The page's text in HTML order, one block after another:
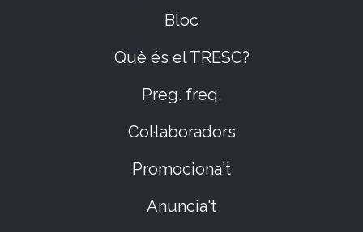
Bloc
Què és el TRESC?
Preg. freq.
Col·laboradors
Promociona't
Anuncia't